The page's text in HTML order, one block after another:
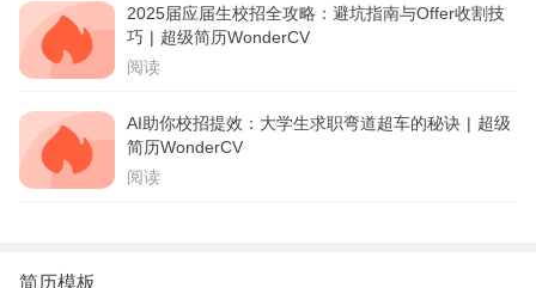
2025届应届生校招全攻略：避坑指南与Offer收割技
巧 | 超级简历WonderCV
阅读
AI助你校招提效：大学生求职弯道超车的秘诀 | 超级
简历WonderCV
阅读
简历模板